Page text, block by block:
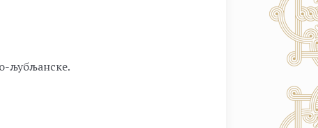
љубљанске.